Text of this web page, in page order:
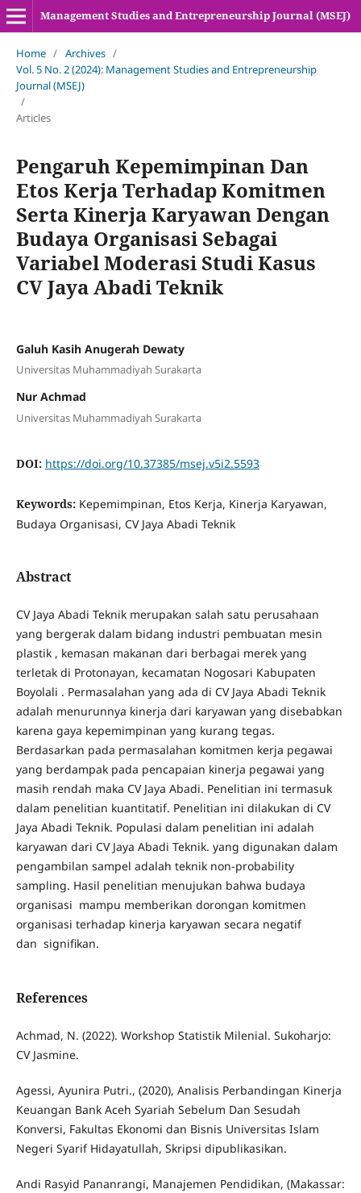
Management Studies and Entrepreneurship Journal (MSEJ)
Home / Archives /
Vol. 5 No. 2 (2024): Management Studies and Entrepreneurship
Journal (MSEJ)
/
Articles
Pengaruh Kepemimpinan Dan
Etos Kerja Terhadap Komitmen
Serta Kinerja Karyawan Dengan
Budaya Organisasi Sebagai
Variabel Moderasi Studi Kasus
CV Jaya Abadi Teknik
Galuh Kasih Anugerah Dewaty
Universitas Muhammadiyah Surakarta
Nur Achmad
Universitas Muhammadiyah Surakarta
DOI: https://doi.org/10.37385/msej.v5i2.5593
Keywords: Kepemimpinan, Etos Kerja, Kinerja Karyawan,
Budaya Organisasi, CV Jaya Abadi Teknik
Abstract
CV Jaya Abadi Teknik merupakan salah satu perusahaan
yang bergerak dalam bidang industri pembuatan mesin
plastik , kemasan makanan dari berbagai merek yang
terletak di Protonayan, kecamatan Nogosari Kabupaten
Boyolali . Permasalahan yang ada di CV Jaya Abadi Teknik
adalah menurunnya kinerja dari karyawan yang disebabkan
karena gaya kepemimpinan yang kurang tegas.
Berdasarkan pada permasalahan komitmen kerja pegawai
yang berdampak pada pencapaian kinerja pegawai yang
masih rendah maka CV Jaya Abadi. Penelitian ini termasuk
dalam penelitian kuantitatif. Penelitian ini dilakukan di CV
Jaya Abadi Teknik. Populasi dalam penelitian ini adalah
karyawan dari CV Jaya Abadi Teknik. yang digunakan dalam
pengambilan sampel adalah teknik non-probability
sampling. Hasil penelitian menujukan bahwa budaya
organisasi mampu memberikan dorongan komitmen
organisasi terhadap kinerja karyawan secara negatif
dan signifikan.
References
Achmad, N. (2022). Workshop Statistik Milenial. Sukoharjo:
CV Jasmine.
Agessi, Ayunira Putri., (2020), Analisis Perbandingan Kinerja
Keuangan Bank Aceh Syariah Sebelum Dan Sesudah
Konversi, Fakultas Ekonomi dan Bisnis Universitas Islam
Negeri Syarif Hidayatullah, Skripsi dipublikasikan.
Andi Rasyid Pananrangi, Manajemen Pendidikan, (Makassar: